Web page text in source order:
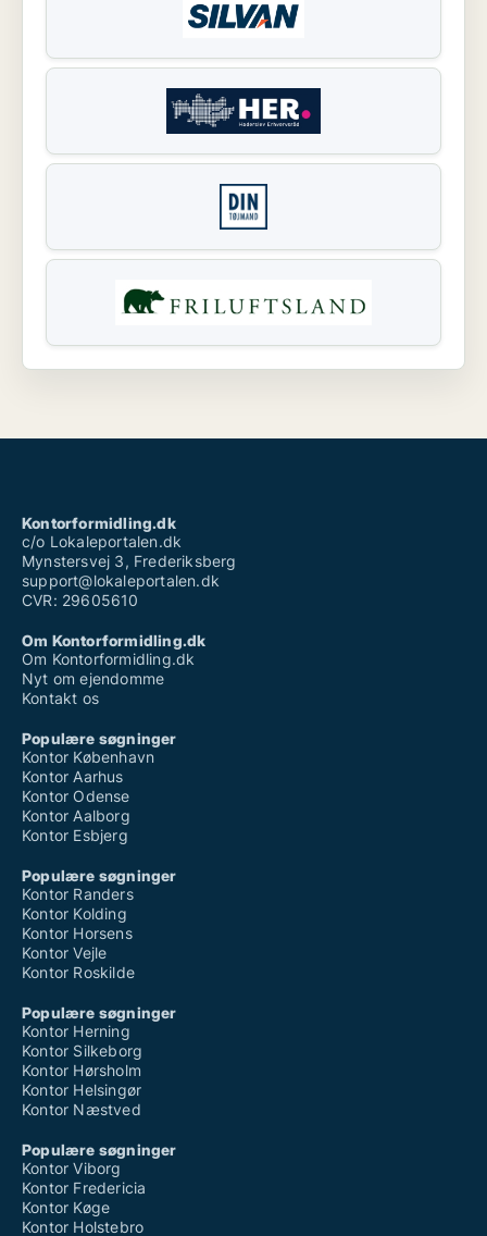
Kontorformidling.dk
c/o Lokaleportalen.dk
Mynstersvej 3, Frederiksberg
support@lokaleportalen.dk
CVR: 29605610
Om Kontorformidling.dk
Om Kontorformidling.dk
Nyt om ejendomme
Kontakt os
Populære søgninger
Kontor København
Kontor Aarhus
Kontor Odense
Kontor Aalborg
Kontor Esbjerg
Populære søgninger
Kontor Randers
Kontor Kolding
Kontor Horsens
Kontor Vejle
Kontor Roskilde
Populære søgninger
Kontor Herning
Kontor Silkeborg
Kontor Hørsholm
Kontor Helsingør
Kontor Næstved
Populære søgninger
Kontor Viborg
Kontor Fredericia
Kontor Køge
Kontor Holstebro